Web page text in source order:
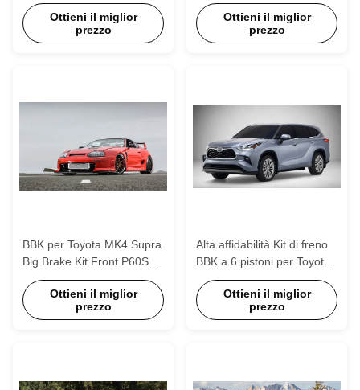
32mmOttieni il miglior
prezzo
Big Brake Kit
Ottieni il miglior
prezzo
BBK per Toyota MK4 Supra
Big Brake Kit Front P60S
Forgiato 6 Calibri a pistoni
18 pollici Ruota 19 pollici
Ottieni il miglior
prezzo
Alta affidabilità Kit di freno
BBK a 6 pistoni per Toyota
Highlander 20 pollici Ruota
Ottieni il miglior
prezzo